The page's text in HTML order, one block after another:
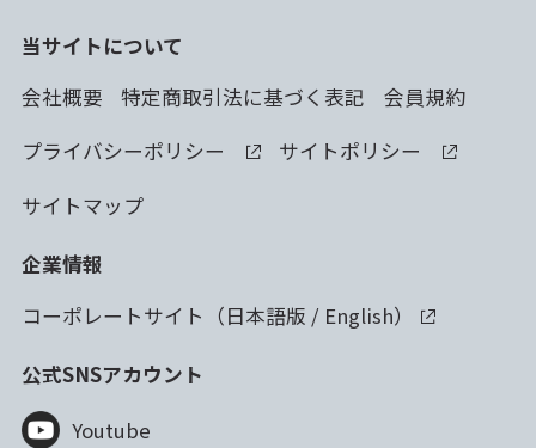
当サイトについて
会社概要
特定商取引法に基づく表記
会員規約
プライバシーポリシー
サイトポリシー
サイトマップ
企業情報
コーポレートサイト（日本語版 / English）
公式SNSアカウント
Youtube